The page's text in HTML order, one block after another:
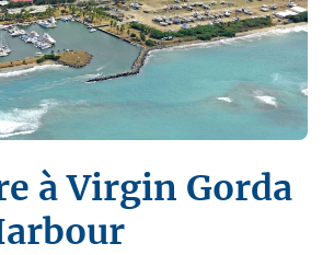
à Virgin Gorda